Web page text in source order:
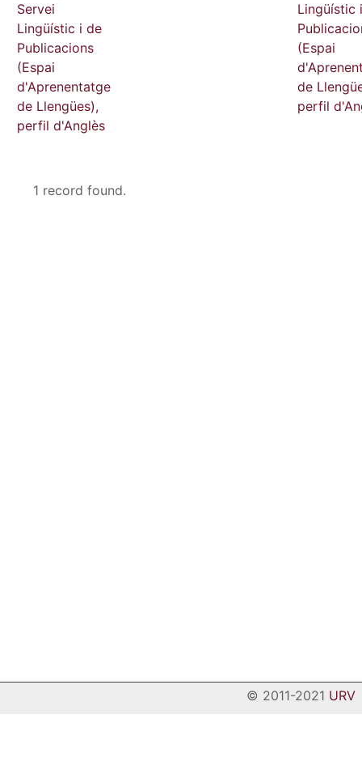
Servei
Lingüístic i de
Publicacions
(Espai
d'Aprenentatge
de Llengües),
perfil d'Anglès
Lingüístic
(Espai
de
perfil
1 record found.
© 2011-2021 URV